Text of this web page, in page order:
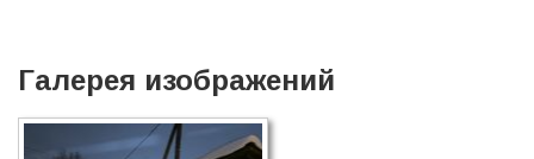
Галерея изображений